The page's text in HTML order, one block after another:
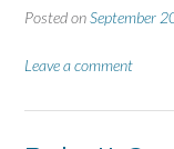
Posted onSeptember
Leave a comment